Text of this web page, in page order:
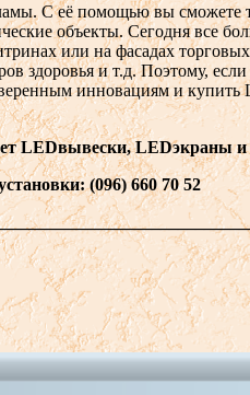
С её помощью вы сможете
объекты. Сегодня все
или на фасадах
здоровья и т.д. Поэтому,
инновациям и купить
LEDвывески,LEDэкраны и
(096) 660 70 52